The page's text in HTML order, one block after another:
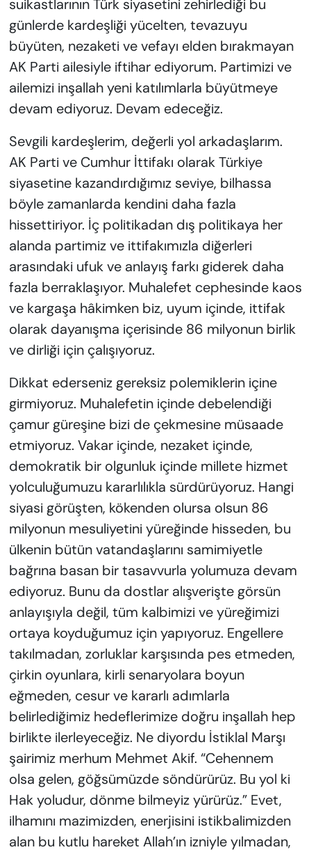
suikastlarının Türk siyasetini zehirlediği bu
günlerde kardeşliği yücelten, tevazuyu
büyüten, nezaketi ve vefayı elden bırakmayan
AK Parti ailesiyle iftihar ediyorum. Partimizi ve
ailemizi inşallah yeni katılımlarla büyütmeye
devam ediyoruz. Devam edeceğiz.
Sevgili kardeşlerim, değerli yol arkadaşlarım.
AK Parti ve Cumhur İttifakı olarak Türkiye
siyasetine kazandırdığımız seviye, bilhassa
böyle zamanlarda kendini daha fazla
hissettiriyor. İç politikadan dış politikaya her
alanda partimiz ve ittifakımızla diğerleri
arasındaki ufuk ve anlayış farkı giderek daha
fazla berraklaşıyor. Muhalefet cephesinde kaos
ve kargaşa hâkimken biz, uyum içinde, ittifak
olarak dayanışma içerisinde 86 milyonun birlik
ve dirliği için çalışıyoruz.
Dikkat ederseniz gereksiz polemiklerin içine
girmiyoruz. Muhalefetin içinde debelendiği
çamur güreşine bizi de çekmesine müsaade
etmiyoruz. Vakar içinde, nezaket içinde,
demokratik bir olgunluk içinde millete hizmet
yolculuğumuzu kararlılıkla sürdürüyoruz. Hangi
siyasi görüşten, kökenden olursa olsun 86
milyonun mesuliyetini yüreğinde hisseden, bu
ülkenin bütün vatandaşlarını samimiyetle
bağrına basan bir tasavvurla yolumuza devam
ediyoruz. Bunu da dostlar alışverişte görsün
anlayışıyla değil, tüm kalbimizi ve yüreğimizi
ortaya koyduğumuz için yapıyoruz. Engellere
takılmadan, zorluklar karşısında pes etmeden,
çirkin oyunlara, kirli senaryolara boyun
eğmeden, cesur ve kararlı adımlarla
belirlediğimiz hedeflerimize doğru inşallah hep
birlikte ilerleyeceğiz. Ne diyordu İstiklal Marşı
şairimiz merhum Mehmet Akif. “Cehennem
olsa gelen, göğsümüzde söndürürüz. Bu yol ki
Hak yoludur, dönme bilmeyiz yürürüz.” Evet,
ilhamını mazimizden, enerjisini istikbalimizden
alan bu kutlu hareket Allah’ın izniyle yılmadan,